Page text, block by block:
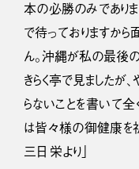
本の必勝のみでありま
で待っておりますから
ん。沖縄が私の最後
きらく亭で見ましたが
らないことを書いて全
は皆々様の御健康を
三日 栄より」